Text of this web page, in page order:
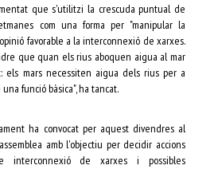
que s'utilitzi la crescuda puntual de
com una forma per "manipular la
favorable a la interconnexió de xarxes.
que quan els rius aboquen aigua al mar
els mars necessiten aigua dels rius per a
funció bàsica", ha tancat.
ha convocat per aquest divendres al
amb l'objectiu per decidir accions
interconnexió de xarxes i possibles